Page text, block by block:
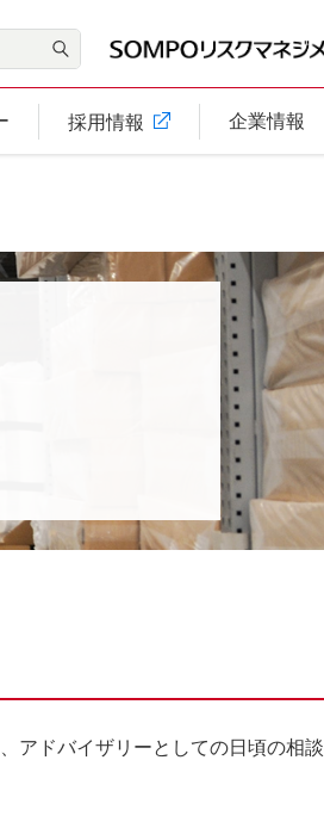
採用情報 企業情報
アドバイザリーとしての日頃の相談